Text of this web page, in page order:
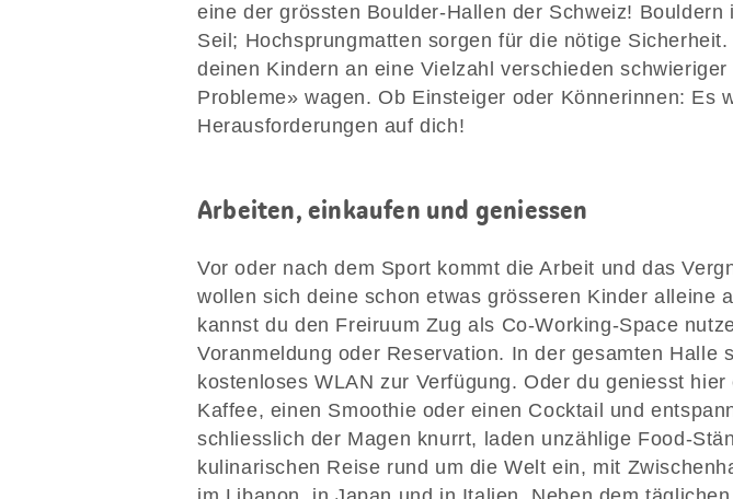
eine der grössten Boulder-Hallen der Schweiz! Bouldern
Seil; Hochsprungmatten sorgen für die nötige
deinen Kindern an eine Vielzahl verschieden schwieriger
Probleme» wagen. Ob Einsteiger oder Könnerinnen: Es
Herausforderungen auf dich!
Arbeiten, einkaufen und geniessen
Vor oder nach dem Sport kommt die Arbeit und das
wollen sich deine schon etwas grösseren Kinder alleine
kannst du den Freiruum Zug als Co-Working-Space
Voranmeldung oder Reservation. In der gesamten Halle
kostenloses WLAN zur Verfügung. Oder du geniesst hier
Kaffee, einen Smoothie oder einen Cocktail und
schliesslich der Magen knurrt, laden unzählige Food-
kulinarischen Reise rund um die Welt ein, mit